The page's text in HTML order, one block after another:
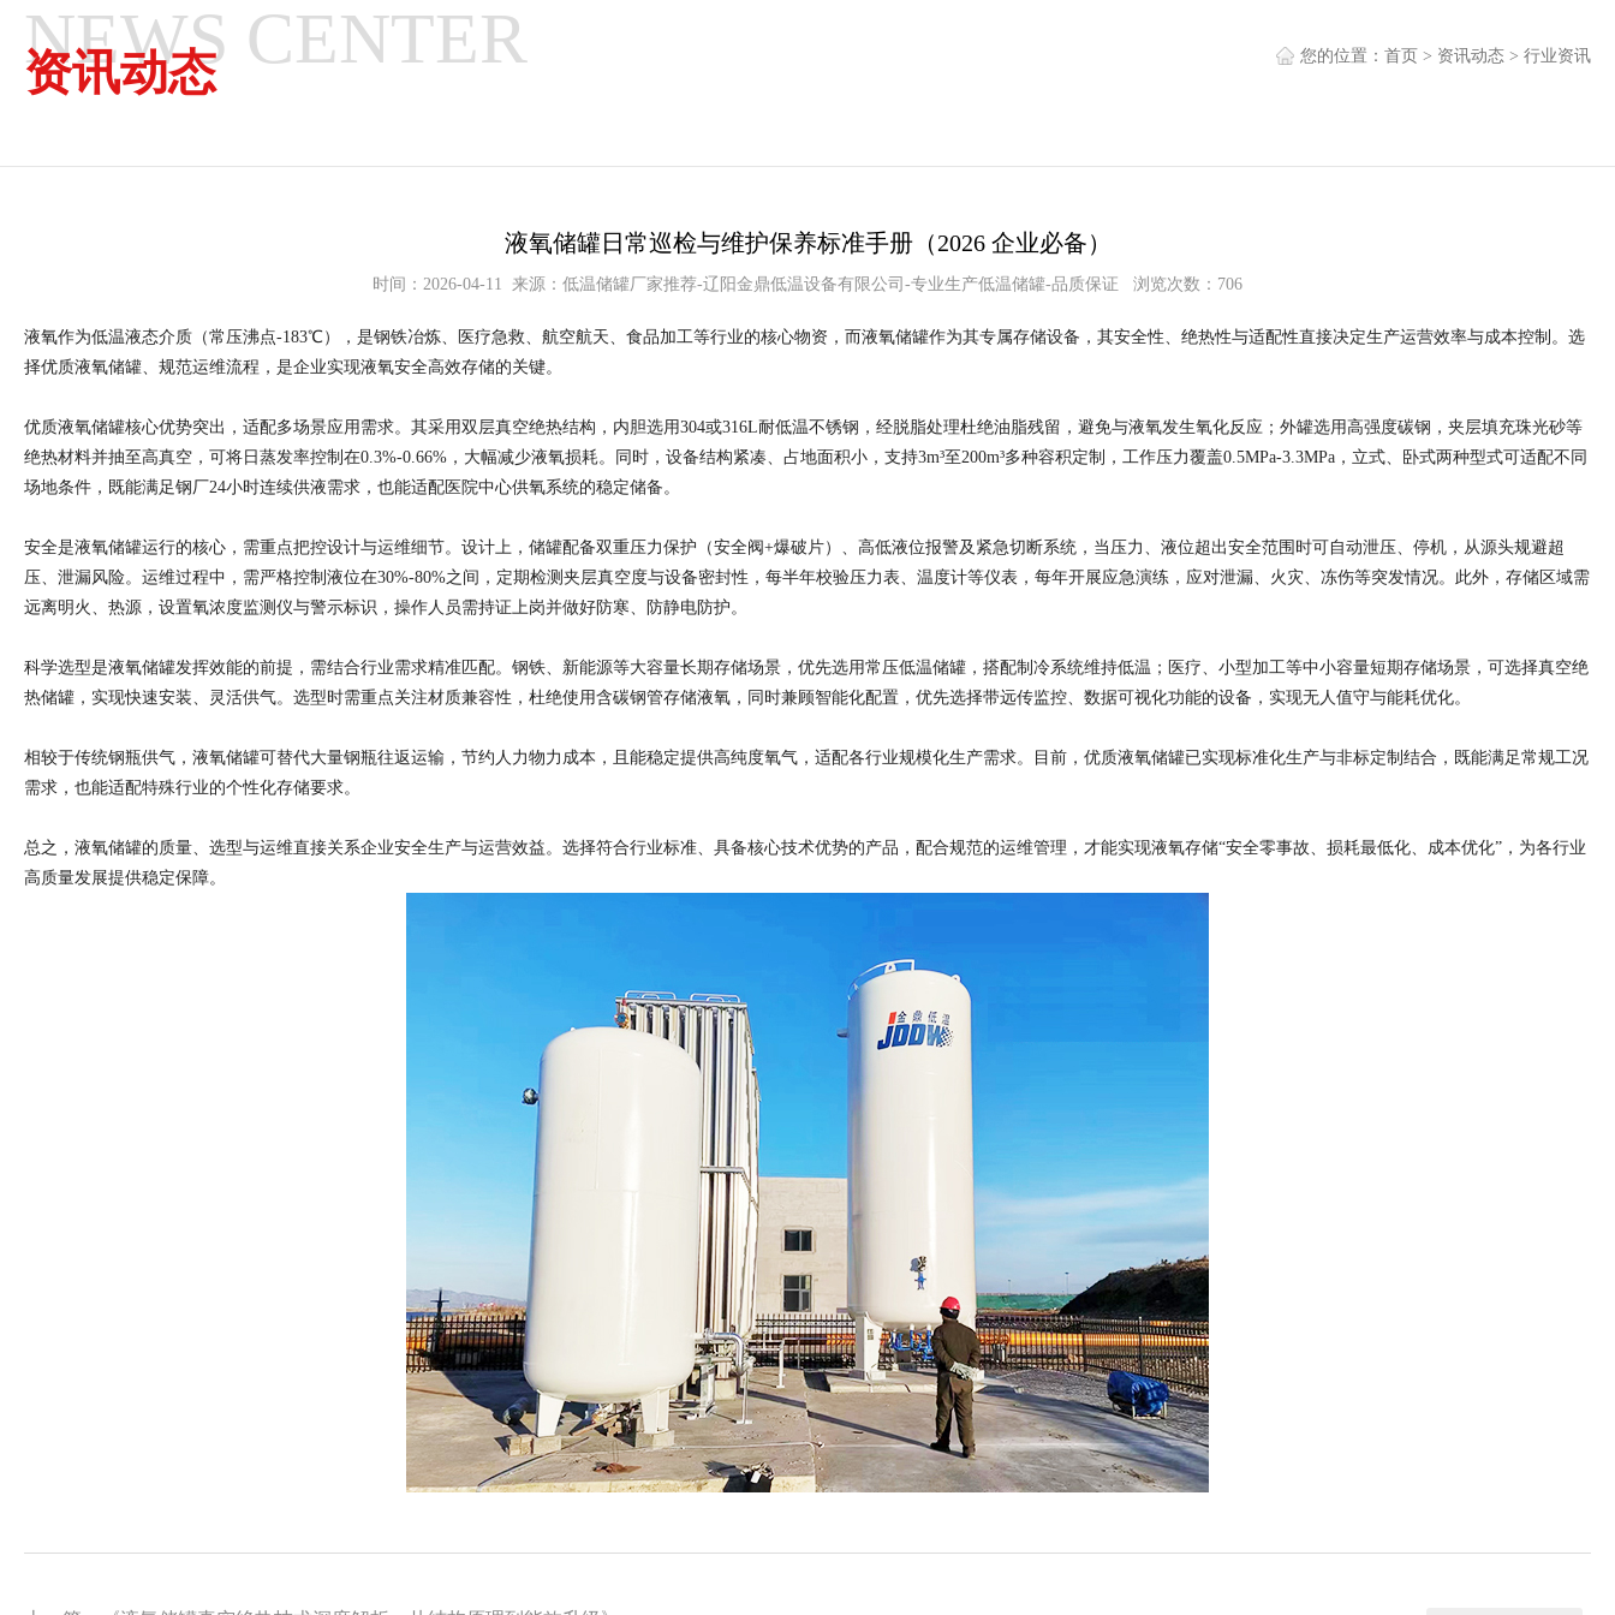
资讯动态
NEWS CENTER 您的位置： 首页 > 资讯动态 > 行业资讯
液氧储罐日常巡检与维护保养标准手册（2026 企业必备）
时间：2026-04-11 来源：低温储罐厂家推荐-辽阳金鼎低温设备有限公司-专业生产低温储罐-品质保证 浏览次数：706
液氧作为低温液态介质（常压沸点-183℃），是钢铁冶炼、医疗急救、航空航天、食品加工等行业的核心物资，而液氧储罐作为其专属存储设备，其安全性、绝热性与适配性直接决定生产运营效率与成本控制。选
择优质液氧储罐、规范运维流程，是企业实现液氧安全高效存储的关键。
优质液氧储罐核心优势突出，适配多场景应用需求。其采用双层真空绝热结构，内胆选用304或316L耐低温不锈钢，经脱脂处理杜绝油脂残留，避免与液氧发生氧化反应；外罐选用高强度碳钢，夹层填充珠光砂等
绝热材料并抽至高真空，可将日蒸发率控制在0.3%-0.66%，大幅减少液氧损耗。同时，设备结构紧凑、占地面积小，支持3m³至200m³多种容积定制，工作压力覆盖0.5MPa-3.3MPa，立式、卧式两种型式可适配不同
场地条件，既能满足钢厂24小时连续供液需求，也能适配医院中心供氧系统的稳定储备。
安全是液氧储罐运行的核心，需重点把控设计与运维细节。设计上，储罐配备双重压力保护（安全阀+爆破片）、高低液位报警及紧急切断系统，当压力、液位超出安全范围时可自动泄压、停机，从源头规避超
压、泄漏风险。运维过程中，需严格控制液位在30%-80%之间，定期检测夹层真空度与设备密封性，每半年校验压力表、温度计等仪表，每年开展应急演练，应对泄漏、火灾、冻伤等突发情况。此外，存储区域需
远离明火、热源，设置氧浓度监测仪与警示标识，操作人员需持证上岗并做好防寒、防静电防护。
科学选型是液氧储罐发挥效能的前提，需结合行业需求精准匹配。钢铁、新能源等大容量长期存储场景，优先选用常压低温储罐，搭配制冷系统维持低温；医疗、小型加工等中小容量短期存储场景，可选择真空绝
热储罐，实现快速安装、灵活供气。选型时需重点关注材质兼容性，杜绝使用含碳钢管存储液氧，同时兼顾智能化配置，优先选择带远传监控、数据可视化功能的设备，实现无人值守与能耗优化。
相较于传统钢瓶供气，液氧储罐可替代大量钢瓶往返运输，节约人力物力成本，且能稳定提供高纯度氧气，适配各行业规模化生产需求。目前，优质液氧储罐已实现标准化生产与非标定制结合，既能满足常规工况
需求，也能适配特殊行业的个性化存储要求。
总之，液氧储罐的质量、选型与运维直接关系企业安全生产与运营效益。选择符合行业标准、具备核心技术优势的产品，配合规范的运维管理，才能实现液氧存储“安全零事故、损耗最低化、成本优化”，为各行业
高质量发展提供稳定保障。